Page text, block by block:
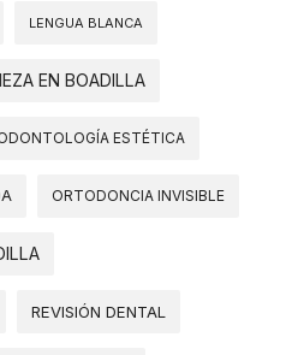
LENGUA BLANCA
EN BOADILLA
ESTÉTICA
ORTODONCIA INVISIBLE
REVISIÓN DENTAL